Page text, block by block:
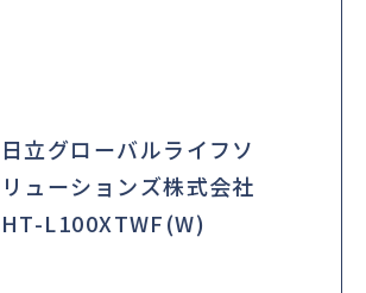
日立グローバルライフソ
リューションズ株式会社
HT-L100XTWF(W)